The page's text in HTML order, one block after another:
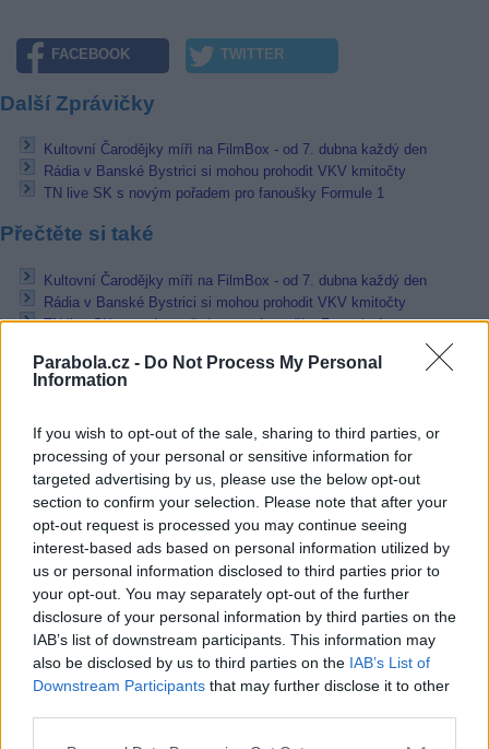
Parabola.cz - Do Not Process My Personal
Information
If you wish to opt-out of the sale, sharing to third parties, or
processing of your personal or sensitive information for
targeted advertising by us, please use the below opt-out
section to confirm your selection. Please note that after your
opt-out request is processed you may continue seeing
interest-based ads based on personal information utilized by
us or personal information disclosed to third parties prior to
your opt-out. You may separately opt-out of the further
disclosure of your personal information by third parties on the
IAB’s list of downstream participants. This information may
also be disclosed by us to third parties on the IAB’s List of
Downstream Participants that may further disclose it to other
FACEBOOK TWITTER
Další Zprávičky
Kultovní Čarodějky míří na FilmBox - od 7. dubna každý den
Rádia v Banské Bystrici si mohou prohodit VKV kmitočty
TN live SK s novým pořadem pro fanoušky Formule 1
Přečtěte si také
Kultovní Čarodějky míří na FilmBox - od 7. dubna každý den
Rádia v Banské Bystrici si mohou prohodit VKV kmitočty
TN live SK s novým pořadem pro fanoušky Formule 1
Reklama
07.08.2026 - Bosch Powertrain s.r.o. Jihlava • linkový střídač • mzda
48.400 Kč • příspěvek na ubytování (Jihlava, okres Jihlava)
07.08.2026 -
Bosch Powertrain s.r.o. Jihlava • obsluha CNC strojů •
48.400 Kč • náborový bonus 50.000 Kč • příspěvek na ubytování
okres Jihlava)
06.08.2026 -Bosch Powertrain s.r.o. Jihlava • CNC operátor• mzda
Kč • náborový bonus 50.000 Kč • příspěvek na ubytování (Jihlava,
Jihlava)
06.08.2026 - Bosch Powertrain s.r.o. • montážní dělník • mzda 44.700
týdenní zálohy na mzdu 2.000 Kč (Jihlava, okres Jihlava)
06.08.2026 -Bosch Powertrain s.r.o. Jihlava • práce ve skladu • mzda
48.400 Kč • náborový bonus 50.000 Kč • ubytování (Jihlava, okres
... další nabídky zaměstnání